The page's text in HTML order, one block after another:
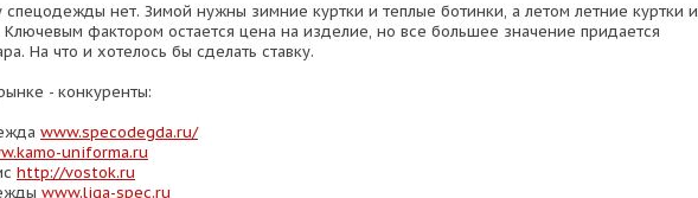
спецодежды нет. Зимой нужны зимние куртки и теплые ботинки, а летом летние куртки и
Ключевым фактором остается цена на изделие, но все большее значение придается
На что и хотелось бы сделать ставку.
- конкуренты:
www.specodegda.ru/
uniforma.ru
http://vostok.ru
www.liga-spec.ru